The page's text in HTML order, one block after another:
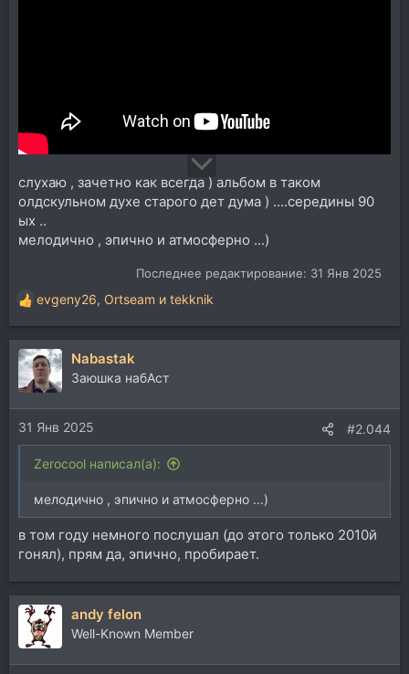
слухаю , зачетно как всегда ) альбом в таком
олдскульном духе старого дет дума ) ....середины 90
ых ..
мелодично , эпично и атмосферно ...)
Последнее редактирование: 31 Янв 2025
Р
е
а
к
ц
и
и
:
evgeny26, Ortseam и tekknik
Nabastak
Заюшка набАст
31 Янв 2025 #2.044
Zerocool написал(а):
мелодично , эпично и атмосферно ...)
в том году немного послушал (до этого только 2010й
гонял), прям да, эпично, пробирает.
andy felon
Well-Known Member